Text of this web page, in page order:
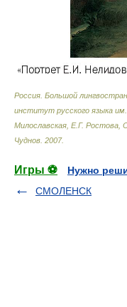
Россия. Большой
институт русского языка
Милославская, Е.Г. Ростова,
Чуднов 2007.
Игры ⚽
Нужно
СМОЛЕНСК